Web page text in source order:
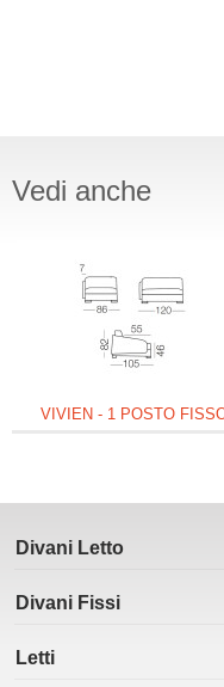
Vedi anche
VIVIEN - 1 POSTO
Divani Letto
Divani Fissi
Letti